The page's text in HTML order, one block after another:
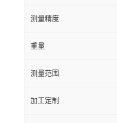
测量精度
重量
测量范围
加工定制